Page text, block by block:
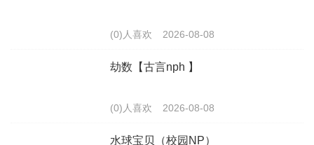
(0)人喜欢 2026-08-08
劫数【古言nph 】
(0)人喜欢 2026-08-08
水球宝贝（校园NP）